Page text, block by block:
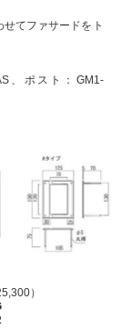
てファサードをト
ポスト：GM1-
）